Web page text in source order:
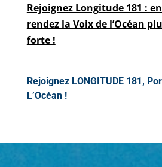
Rejoignez Longitude 181 : e
rendez la Voix de l’Océan
forte !
Rejoignez LONGITUDE 181,
L’Océan !